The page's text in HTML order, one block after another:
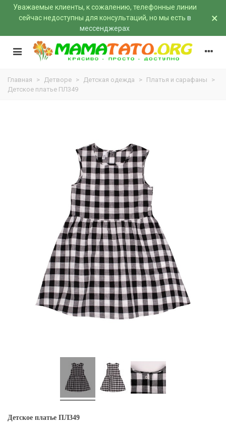
Уважаемые клиенты, к сожалению, телефонные линии
сейчас недоступны для консультаций, но мы есть в
мессенджерах
×
Главная > Детворе > Детская одежда > Платья и сарафаны
>
Детское платье ПЛ349
Детское платье ПЛ349